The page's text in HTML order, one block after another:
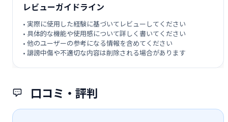
口コミ・評判
レビューガイドライン
• 実際に使用した経験に基づいてレビューしてください
• 具体的な機能や使用感について詳しく書いてください
• 他のユーザーの参考になる情報を含めてください
• 誹謗中傷や不適切な内容は削除される場合があります